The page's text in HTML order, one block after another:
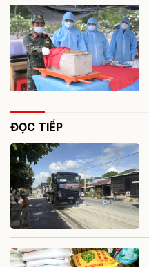
ĐỌC TIẾP